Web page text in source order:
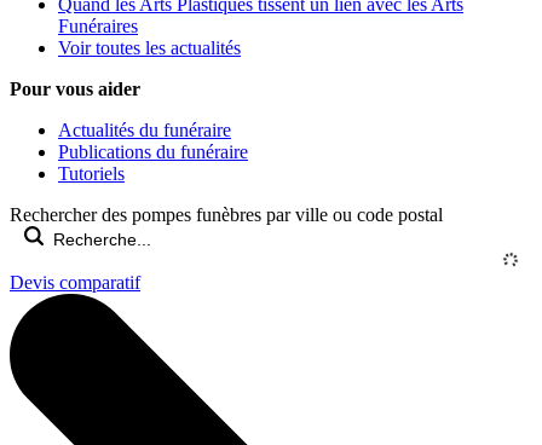
Quand les Arts Plastiques tissent un lien avec les Arts
Funéraires
Voir toutes les actualités
Pour vous aider
Actualités du funéraire
Publications du funéraire
Tutoriels
Rechercher des pompes funèbres par ville ou code postal
Devis comparatif